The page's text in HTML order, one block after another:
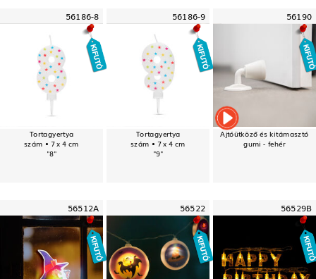
56186-8
Tortagyertya
szám • 7 x 4 cm
"8"
56186-9
Tortagyertya
szám • 7 x 4 cm
"9"
56190
Ajtóütköző és kitámasztó
gumi - fehér
56512A 56522 56529B